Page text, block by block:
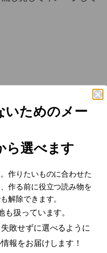
りみていきましょう！
いためのメー
ら選べます
作りたいものに合わせた
作る前に役立つ読み物を
解除できます。
も扱っています。
敗せずに選べるように
報をお届けします！